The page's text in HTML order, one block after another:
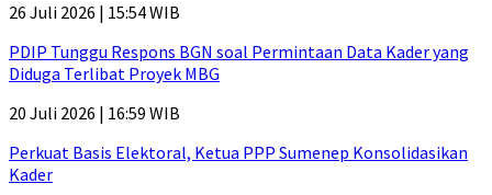
26 Juli 2026 | 15:54 WIB
PDIP Tunggu Respons BGN soal Permintaan Data Kader yang
Diduga Terlibat Proyek MBG
20 Juli 2026 | 16:59 WIB
Perkuat Basis Elektoral, Ketua PPP Sumenep Konsolidasikan
Kader